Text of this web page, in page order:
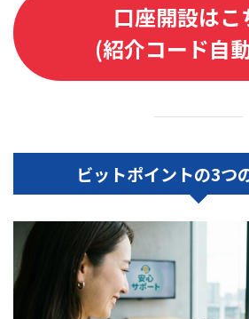
口座開設はこ
(紹介コード自
ビットポイントの3つ